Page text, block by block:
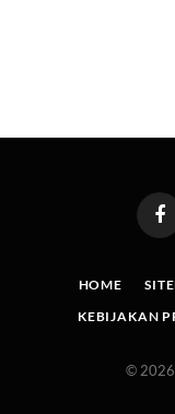
HOME
KEBIJAKAN
© 2026